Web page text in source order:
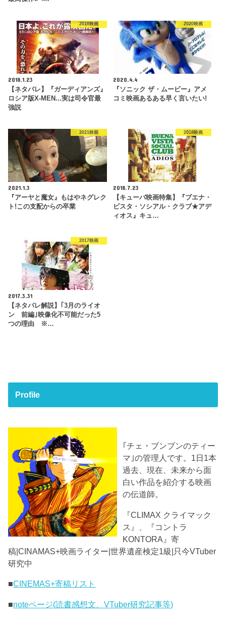
2018映画
2018.1.23
【ネタバレ】『ガーディアンズ』
ロシア版X-MEN...実は司令官最
強説
2020映画
2020.4.4
『ソニック ザ・ムービー』アメ
コミ映画あるある早く言いたい!
2021映画
2021.1.3
『アーヤと魔女』もはやネグレク
ト!この支配からの卒業
2018映画
2018.7.23
【キューバ映画特集】『ブエナ・
ビスタ・ソシアル・クラブ★アデ
ィオス』キュ…
2017映画
2017.3.31
【ネタバレ解説】｢3月のライオ
ン 前編｣映像化不可能だった5
つの理由 ※…
Profile
｢チェ・ブンブンのティー
マ｣の管理人です。1日1本
過去、現在、未来から面
白い作品を紹介する映画
の伝道師。
『CLIMAX クライマック
ス』、『コントラ
KONTORA』寄
稿|CINAMAS+映画ライター|世界遺産検定1級|只今VTuber
研究中
■CINEMAS+寄稿リスト
■noteページ(読書感想文、VTuber研究記事等)